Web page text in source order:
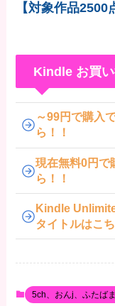
【対象作品
Kindle お買
～99円で購入
ら！！
現在無料0円で
ら！！
Kindle
タイトルはこち
5ch、おんj、ふたば